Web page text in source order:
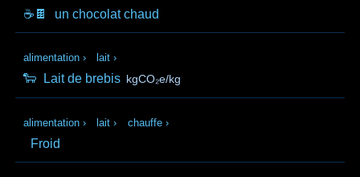
☕🍫 un chocolat chaud
alimentation › lait ›
🐑 Lait de brebis kgCO₂e/kg
alimentation › lait › chauffe ›
Froid